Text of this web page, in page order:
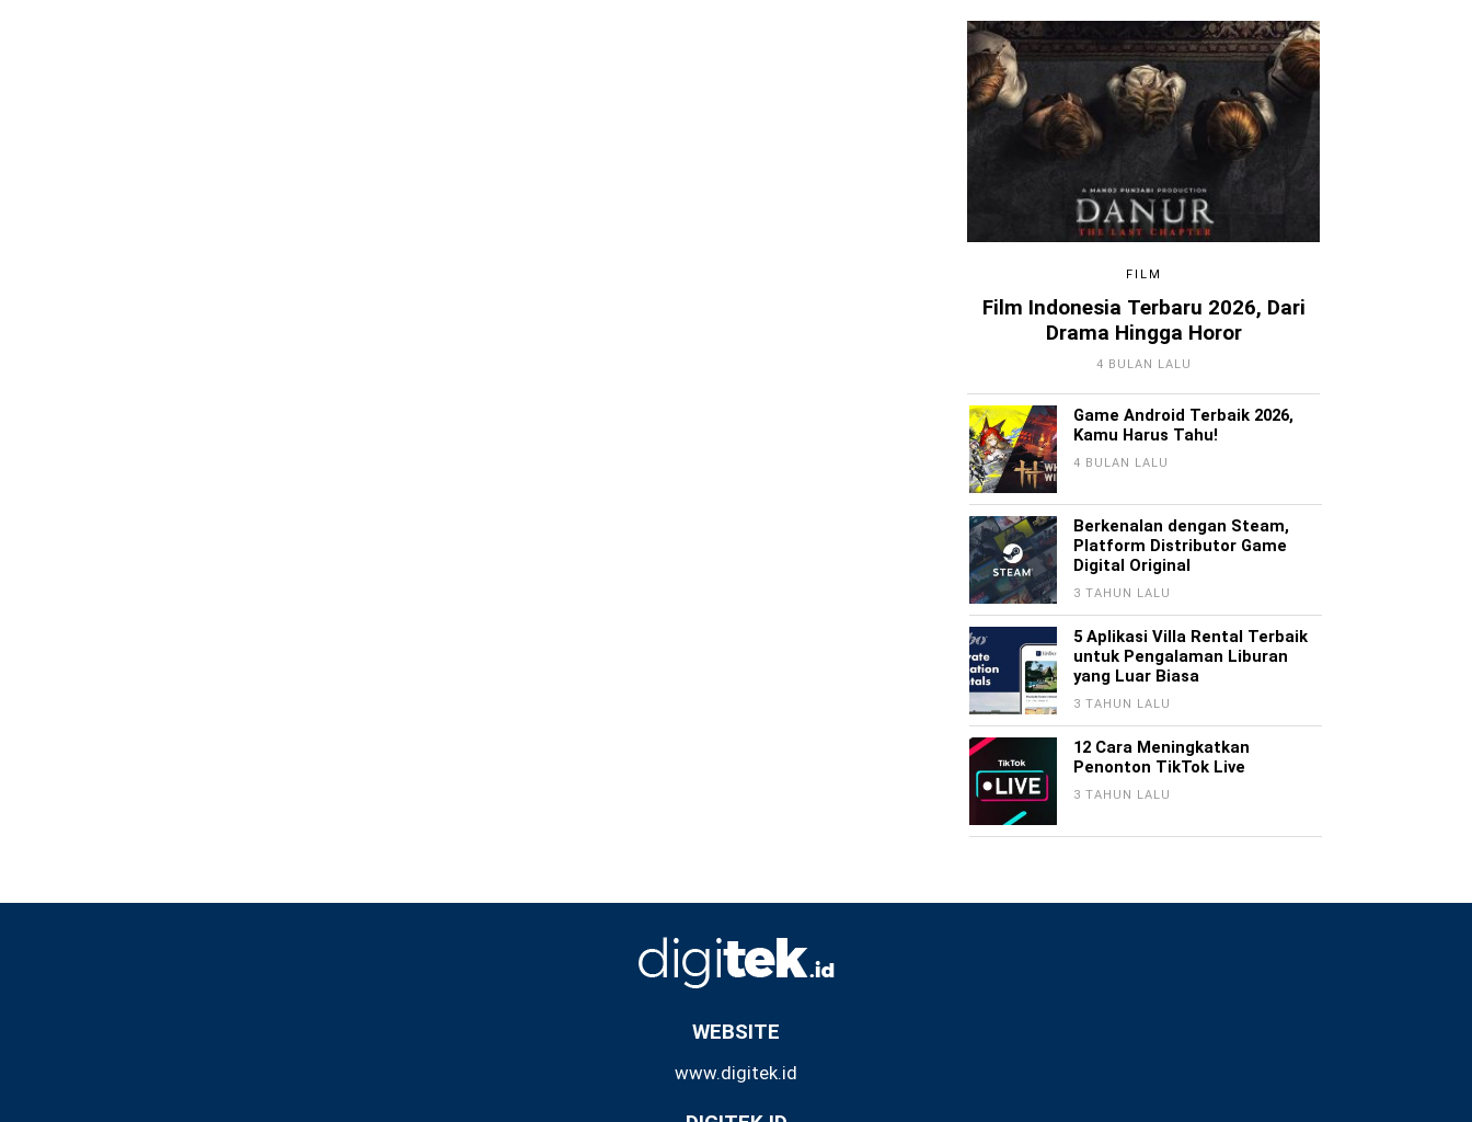
FILM
Film Indonesia Terbaru 2026, Dari
Drama Hingga Horor
4 BULAN LALU
Game Android Terbaik 2026,
Kamu Harus Tahu!
4 BULAN LALU
Berkenalan dengan Steam,
Platform Distributor Game
Digital Original
3 TAHUN LALU
5 Aplikasi Villa Rental Terbaik
untuk Pengalaman Liburan
yang Luar Biasa
3 TAHUN LALU
12 Cara Meningkatkan
Penonton TikTok Live
3 TAHUN LALU
WEBSITE
www.digitek.id